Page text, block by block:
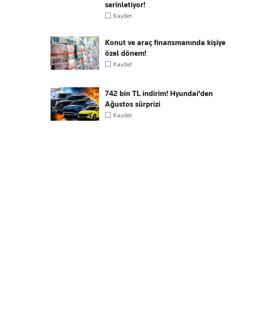
serinletiyor!
Kaydet
Konut ve araç finansmanında kişiye
özel dönem!
Kaydet
742 bin TL indirim! Hyundai'den
Ağustos sürprizi
Kaydet